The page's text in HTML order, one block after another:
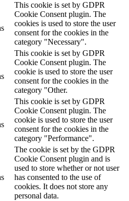
This cookie is set by GDPR
Cookie Consent plugin. The
cookies is used to store the user
consent for the cookies in the
category "Necessary".
This cookie is set by GDPR
Cookie Consent plugin. The
cookie is used to store the user
consent for the cookies in the
category "Other.
This cookie is set by GDPR
Cookie Consent plugin. The
cookie is used to store the user
consent for the cookies in the
category "Performance".
The cookie is set by the GDPR
Cookie Consent plugin and is
used to store whether or not user
has consented to the use of
cookies. It does not store any
personal data.